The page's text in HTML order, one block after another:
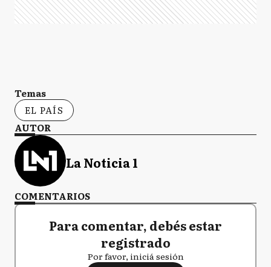
Temas
EL PAÍS
AUTOR
La Noticia 1
COMENTARIOS
Para comentar, debés estar
registrado
Por favor, iniciá sesión